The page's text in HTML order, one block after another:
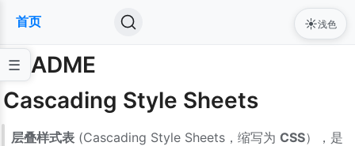
首页
README
Cascading Style Sheets
层叠样式表 (Cascading Style Sheets，缩写为 CSS），是
☀️浅色